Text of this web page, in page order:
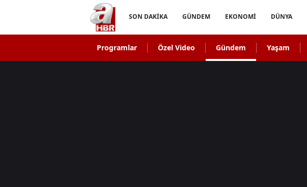
SON DAKİKA GÜNDEM EKONOMİ DÜNYA
Programlar Özel Video Gündem Yaşam